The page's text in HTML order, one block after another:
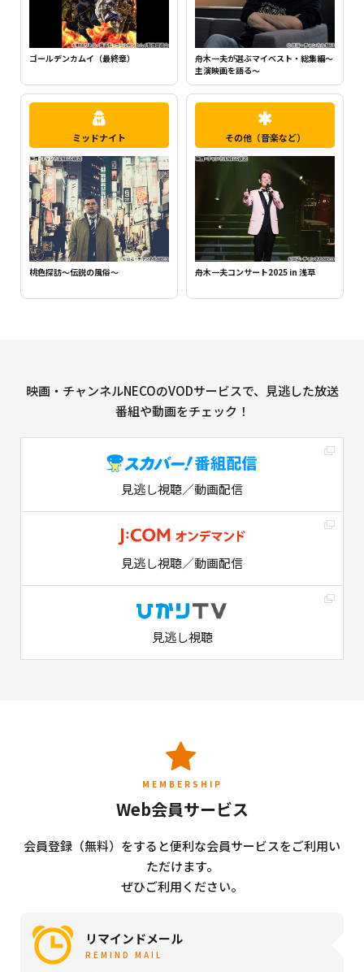
ちいかわ（シーズン1）（全120話） 町中華で飲ろうぜ
ミッドナイト
桃色探訪～伝説の風俗～
その他（音楽など）
舟木一夫コンサート2025 in 浅草
映画・チャンネルNECOのVODサービスで、見逃した放送
番組や動画をチェック！
見逃し視聴／動画配信
見逃し視聴／動画配信
見逃し視聴
MEMBERSHIP
Web会員サービス
会員登録（無料）をすると便利な会員サービスをご利用い
ただけます。
ぜひご利用ください。
リマインドメール
REMIND MAIL